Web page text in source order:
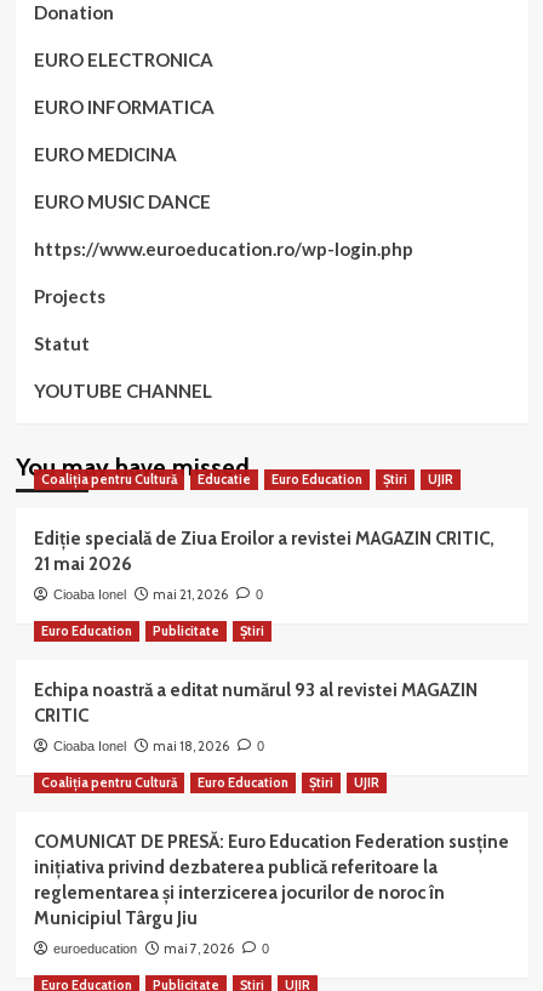
Donation
EURO ELECTRONICA
EURO INFORMATICA
EURO MEDICINA
EURO MUSIC DANCE
https://www.euroeducation.ro/wp-login.php
Projects
Statut
YOUTUBE CHANNEL
You may have missed
Coaliția pentru Cultură Educatie Euro Education Știri UJIR
Ediție specială de Ziua Eroilor a revistei MAGAZIN CRITIC,
21 mai 2026
Cioaba Ionel mai 21, 2026 0
Euro Education Publicitate Știri
Echipa noastră a editat numărul 93 al revistei MAGAZIN
CRITIC
Cioaba Ionel mai 18, 2026 0
Coaliția pentru Cultură Euro Education Știri UJIR
COMUNICAT DE PRESĂ: Euro Education Federation susține
inițiativa privind dezbaterea publică referitoare la
reglementarea și interzicerea jocurilor de noroc în
Municipiul Târgu Jiu
euroeducation mai 7, 2026 0
Euro Education Publicitate Știri UJIR